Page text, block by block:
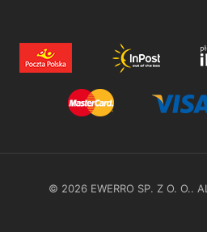
© 2026 EWERRO SP. Z O. O..